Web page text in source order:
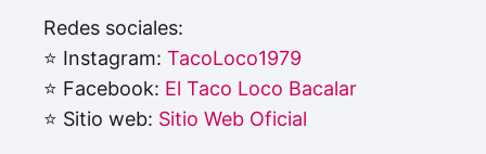
Redes sociales:
⭐ Instagram: TacoLoco1979
⭐ Facebook: El Taco Loco Bacalar
⭐ Sitio web: Sitio Web Oficial